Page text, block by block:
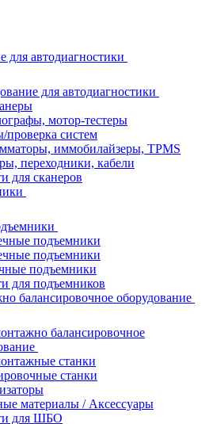
для автодиагностики
для автодиагностики
мотор-тестеры
проверка систем
иммобилайзеры, TPMS
переходники, кабели
для сканеров
подъемники
подъемники
подъемники
для подъемников
балансировочное оборудование
балансировочное
станки
станки
материалы / Аксессуары
для ШБО